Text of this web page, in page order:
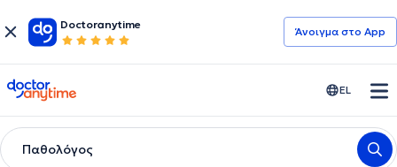
Doctoranytime
Άνοιγμα στο App
doctoranytime EL
Παθολόγος